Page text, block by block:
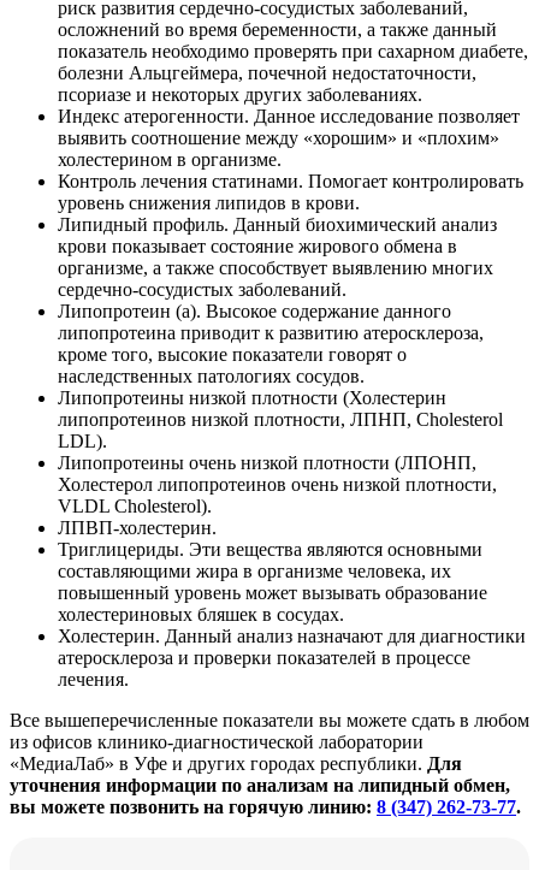
риск развития сердечно-сосудистых заболеваний,
осложнений во время беременности, а также данный
показатель необходимо проверять при сахарном диабете,
болезни Альцгеймера, почечной недостаточности,
псориазе и некоторых других заболеваниях.
Индекс атерогенности. Данное исследование позволяет
выявить соотношение между «хорошим» и «плохим»
холестерином в организме.
Контроль лечения статинами. Помогает контролировать
уровень снижения липидов в крови.
Липидный профиль. Данный биохимический анализ
крови показывает состояние жирового обмена в
организме, а также способствует выявлению многих
сердечно-сосудистых заболеваний.
Липопротеин (a). Высокое содержание данного
липопротеина приводит к развитию атеросклероза,
кроме того, высокие показатели говорят о
наследственных патологиях сосудов.
Липопротеины низкой плотности (Холестерин
липопротеинов низкой плотности, ЛПНП, Cholesterol
LDL).
Липопротеины очень низкой плотности (ЛПОНП,
Холестерол липопротеинов очень низкой плотности,
VLDL Cholesterol).
ЛПВП-холестерин.
Триглицериды. Эти вещества являются основными
составляющими жира в организме человека, их
повышенный уровень может вызывать образование
холестериновых бляшек в сосудах.
Холестерин. Данный анализ назначают для диагностики
атеросклероза и проверки показателей в процессе
лечения.
Все вышеперечисленные показатели вы можете сдать в любом
из офисов клинико-диагностической лаборатории
«МедиаЛаб» в Уфе и других городах республики. Для
уточнения информации по анализам на липидный обмен,
вы можете позвонить на горячую линию: 8 (347) 262-73-77.